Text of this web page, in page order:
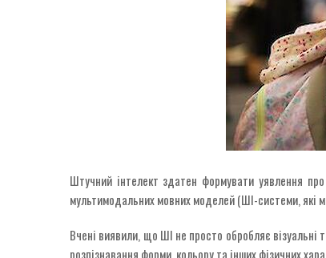
Штучний інтелект здатен формувати уявлення
мультимодальних мовних моделей (ШІ-системи, які
Вчені виявили, що ШІ не просто обробляє візуальні
розпізнавання форми, кольору та інших фізичних